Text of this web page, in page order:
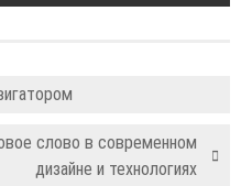
слово в современном
дизайне и технологиях